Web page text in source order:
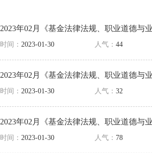
2023年02月《基金法律法规、职业道德与
时间： 2023-01-30 人气： 44
2023年02月《基金法律法规、职业道德与
时间： 2023-01-30 人气： 32
2023年02月《基金法律法规、职业道德与
时间： 2023-01-30 人气： 78